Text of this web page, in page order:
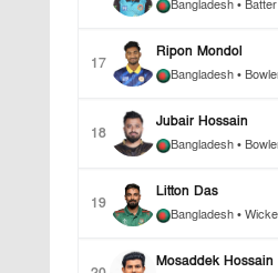
Bangladesh • Batter
17
Ripon Mondol
Bangladesh •
18
Jubair Hossain
Bangladesh •
19
Litton Das
Bangladesh •
Mosaddek Hossain